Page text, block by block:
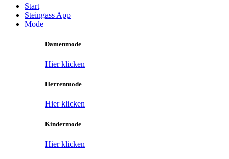
Main
Menu
Start
Steingass App
Mode
Damenmode
Hier klicken
Herrenmode
Hier klicken
Kindermode
Hier klicken